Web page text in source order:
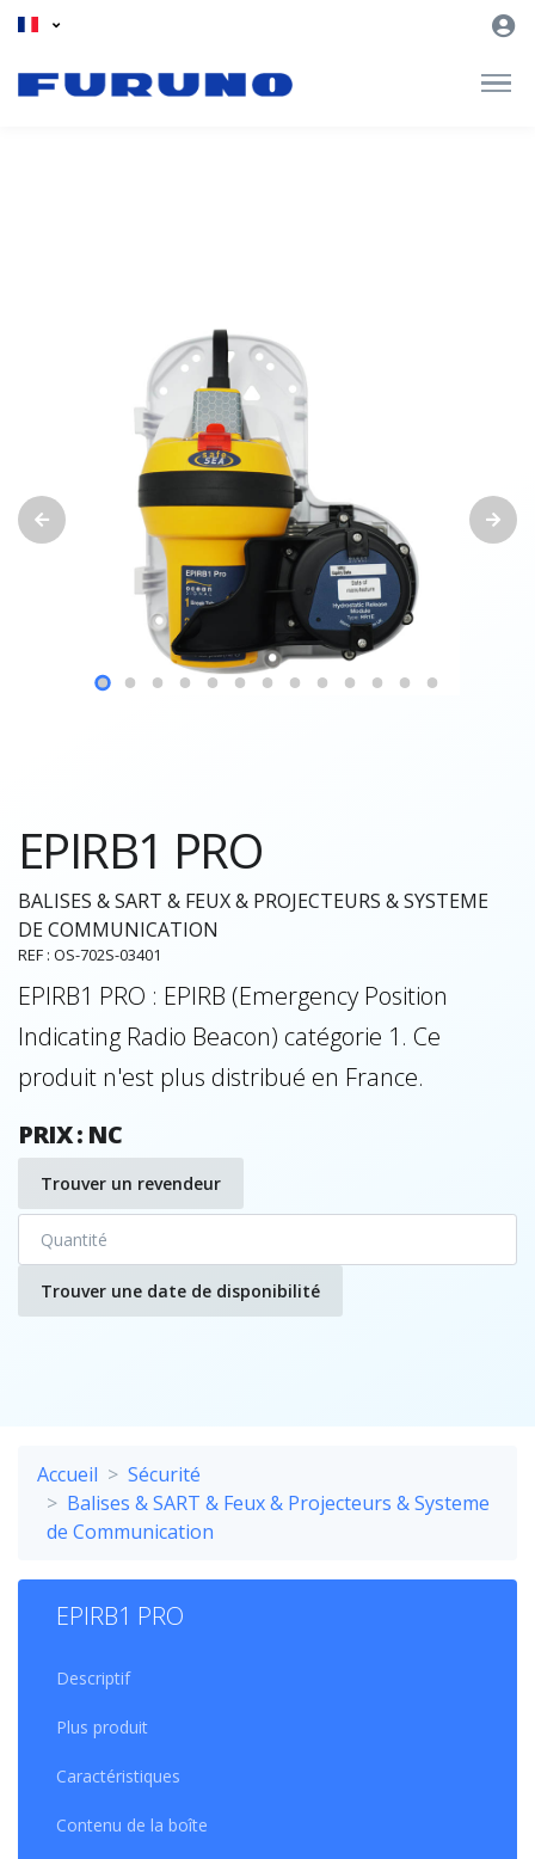
EPIRB1 PRO
BALISES & SART & FEUX & PROJECTEURS & SYSTEME
DE COMMUNICATION
REF : OS-702S-03401
EPIRB1 PRO : EPIRB (Emergency Position
Indicating Radio Beacon) catégorie 1. Ce
produit n'est plus distribué en France.
PRIX : NC
Trouver un revendeur
Trouver une date de disponibilité
Accueil
Sécurité
Balises & SART & Feux & Projecteurs & Systeme
de Communication
EPIRB1 PRO
Descriptif
Plus produit
Caractéristiques
Contenu de la boîte